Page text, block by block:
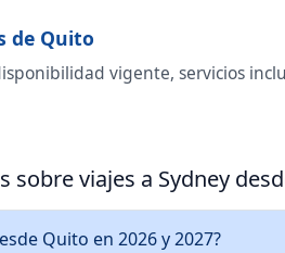
de Quito
vigente, servicios
sobre viajes a Sydney
Quito en 2026 y 2027?